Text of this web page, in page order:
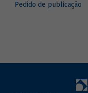
Pedido de publicação